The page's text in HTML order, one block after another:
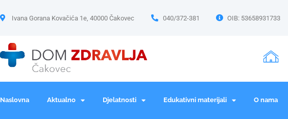
Ivana Gorana Kovačića 1e, 40000 Čakovec 040/372-381 OIB: 53658931733
Naslovna Aktualno Djelatnosti Edukativni materijali O nama